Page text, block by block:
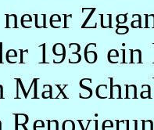
1936
Max